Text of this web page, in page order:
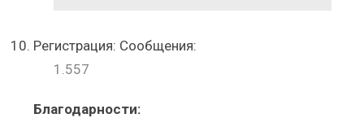
Регистрация: Сообщения:
1.557
Благодарности: